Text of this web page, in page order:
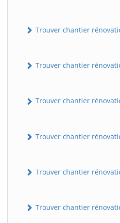
Trouver chantier
Trouver chantier
Trouver chantier
Trouver chantier
Trouver chantier
Trouver chantier